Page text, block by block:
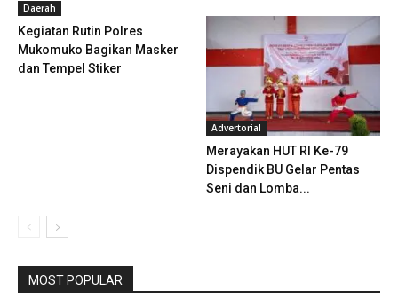
Daerah
Kegiatan Rutin Polres
Mukomuko Bagikan Masker
dan Tempel Stiker
Advertorial
Merayakan HUT RI Ke-79
Dispendik BU Gelar Pentas
Seni dan Lomba...
MOST POPULAR